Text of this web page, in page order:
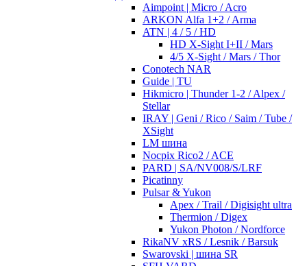
Aimpoint | Micro / Acro
ARKON Alfa 1+2 / Arma
ATN | 4 / 5 / HD
HD X-Sight I+II / Mars
4/5 X-Sight / Mars / Thor
Conotech NAR
Guide | TU
Hikmicro | Thunder 1-2 / Alpex /
Stellar
IRAY | Geni / Rico / Saim / Tube /
XSight
LM шина
Nocpix Rico2 / ACE
PARD | SA/NV008/S/LRF
Picatinny
Pulsar & Yukon
Apex / Trail / Digisight ultra
Thermion / Digex
Yukon Photon / Nordforce
RikaNV xRS / Lesnik / Barsuk
Swarovski | шина SR